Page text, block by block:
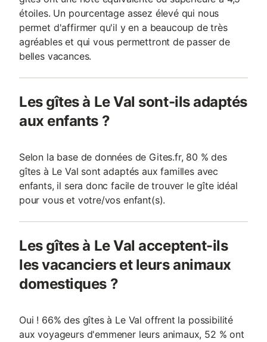
étoiles. Un pourcentage assez élevé qui nous
permet d'affirmer qu'il y en a beaucoup de très
agréables et qui vous permettront de passer de
belles vacances.
Les gîtes à Le Val sont-ils adaptés
aux enfants ?
Selon la base de données de Gites.fr, 80 % des
gîtes à Le Val sont adaptés aux familles avec
enfants, il sera donc facile de trouver le gîte idéal
pour vous et votre/vos enfant(s).
Les gîtes à Le Val acceptent-ils
les vacanciers et leurs animaux
domestiques ?
Oui ! 66% des gîtes à Le Val offrent la possibilité
aux voyageurs d'emmener leurs animaux, 52 % ont